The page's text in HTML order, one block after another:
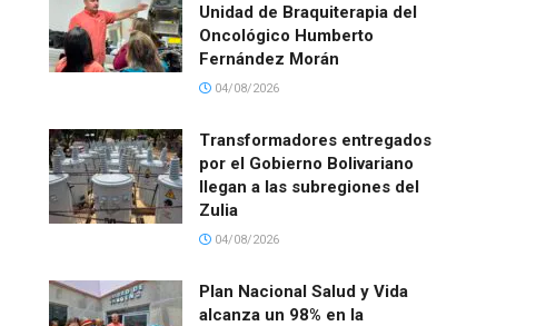
Unidad de Braquiterapia del
Oncológico Humberto
Fernández Morán
04/08/2026
Transformadores entregados
por el Gobierno Bolivariano
llegan a las subregiones del
Zulia
04/08/2026
Plan Nacional Salud y Vida
alcanza un 98% en la